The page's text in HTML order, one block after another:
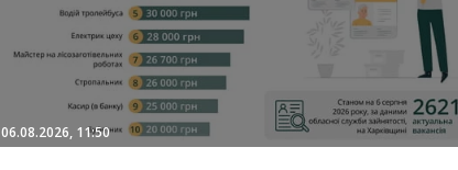
06.08.2026, 11:50